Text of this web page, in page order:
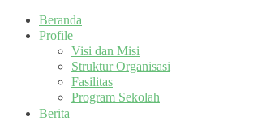
Beranda
Profile
Visi dan Misi
Struktur Organisasi
Fasilitas
Program Sekolah
Berita